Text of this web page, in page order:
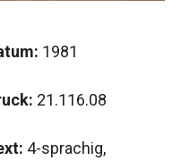
1981
21.116.08
4-sprachig,